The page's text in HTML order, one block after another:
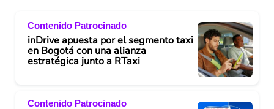
Contenido Patrocinado
inDrive apuesta por el segmento taxi
en Bogotá con una alianza
estratégica junto a RTaxi
Contenido Patrocinado